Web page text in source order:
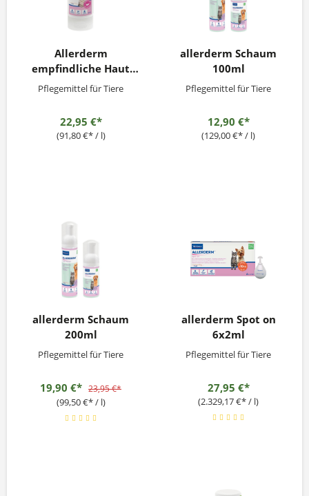
Allerderm
empfindliche Haut
Shampoo 250ml
Pflegemittel für Tiere
22,95 €*
(91,80 €* / l)
allerderm Schaum
100ml
Pflegemittel für Tiere
12,90 €*
(129,00 €* / l)
allerderm Schaum
200ml
Pflegemittel für Tiere
19,90 €* 23,95 €*
(99,50 €* / l)
allerderm Spot on
6x2ml
Pflegemittel für Tiere
27,95 €*
(2.329,17 €* / l)